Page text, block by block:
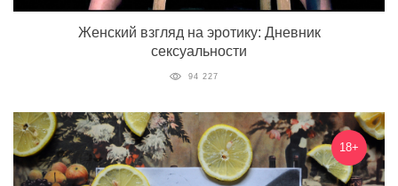
Женский взгляд на эротику: Дневник
сексуальности
94 227
18+